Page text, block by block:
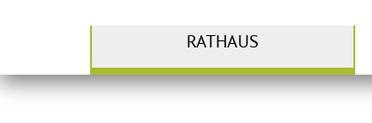
RATHAUS